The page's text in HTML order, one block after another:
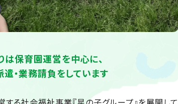
は保育園運営を中心に、
・業務請負をしています